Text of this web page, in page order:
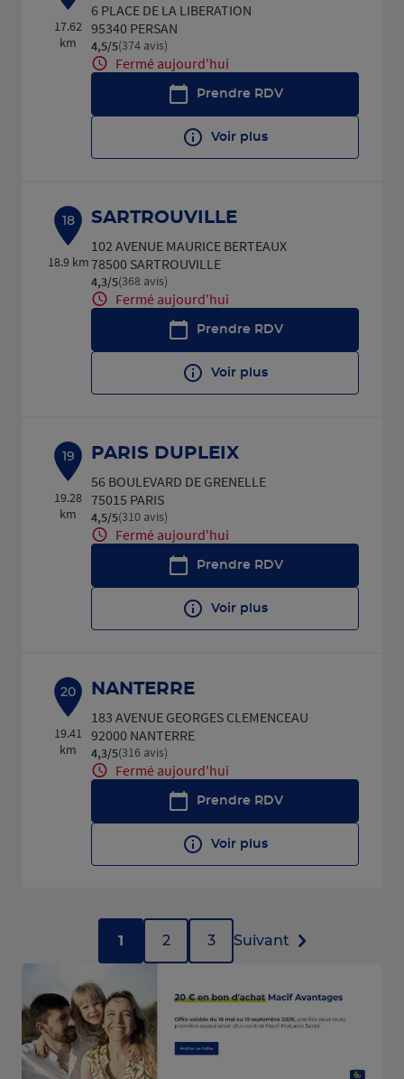
17.62
km
6 PLACE DE LA LIBERATION
95340 PERSAN
4,5/5Note de 4.5 sur 5
(374 avis)
Fermé aujourd'hui
Prendre RDV
Voir plus
18
18.9 km
SARTROUVILLE
102 AVENUE MAURICE BERTEAUX
78500 SARTROUVILLE
4,3/5Note de 4.3 sur 5
(368 avis)
Fermé aujourd'hui
Prendre RDV
Voir plus
19
19.28
km
PARIS DUPLEIX
56 BOULEVARD DE GRENELLE
75015 PARIS
4,5/5Note de 4.5 sur 5
(310 avis)
Fermé aujourd'hui
Prendre RDV
Voir plus
20
19.41
km
NANTERRE
183 AVENUE GEORGES CLEMENCEAU
92000 NANTERRE
4,3/5Note de 4.3 sur 5
(316 avis)
Fermé aujourd'hui
Prendre RDV
Voir plus
1 2 3 Suivant